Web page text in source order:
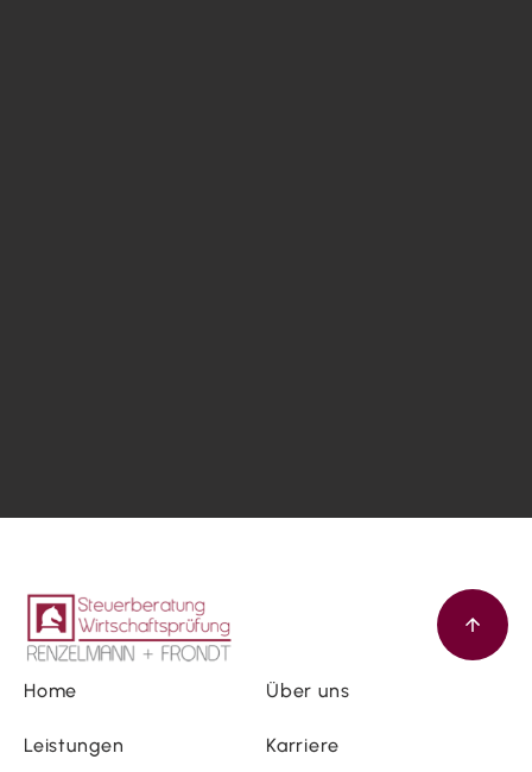
Home Über uns
Leistungen Karriere